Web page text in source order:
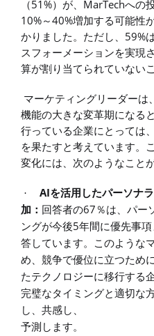
（51%）が、 MarTechへの
10%～40%増加する可能性
かりました。 ただし、 59%
スフォーメーションを実現
算が割り当てられていない
マーケティングリーダーは
機能の大きな変革期になる
行っている企業にとっては
を果たすと考えています。
変化には、次のようなこと
· AIを活用したパーソナ
加： 回答者の67 ％は、パー
ングが今後5年間に優先事
答しています。このような
め、競争で優位に立つために
たテクノロジーに移行する
完璧なタイミングと適切な
し、共感し、
予測します。